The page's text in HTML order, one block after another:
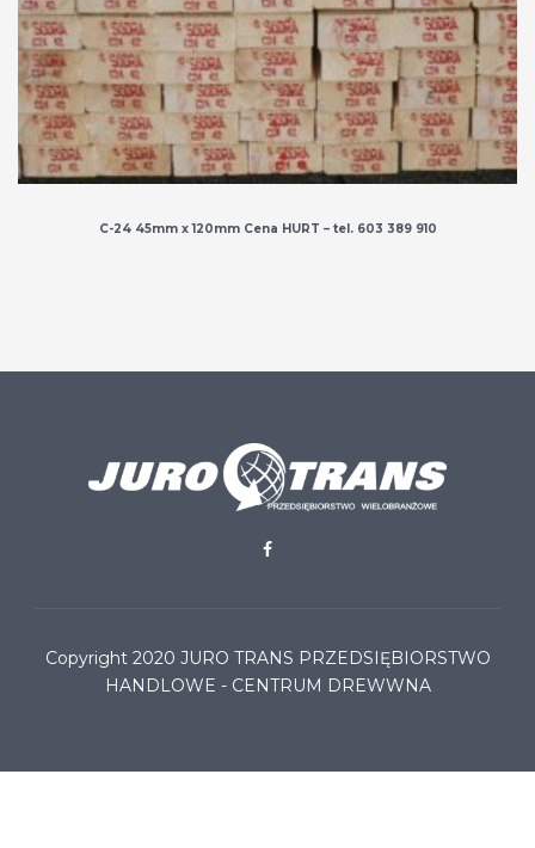
C-24 45mm x 120mm Cena HURT – tel. 603 389 910
Copyright 2020 JURO TRANS PRZEDSIĘBIORSTWO
HANDLOWE - CENTRUM DREWWNA